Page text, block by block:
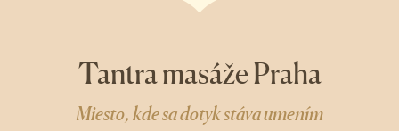
Tantra masáže Praha
Miesto, kde sa dotyk stáva umením